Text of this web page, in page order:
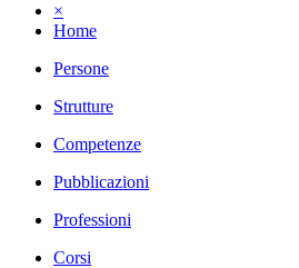
×
Home
Persone
Strutture
Competenze
Pubblicazioni
Professioni
Corsi